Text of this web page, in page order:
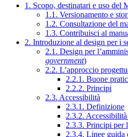
1. Scopo, destinatari e uso del
1.1. Versionamento e
1.2. Consultazione del
1.3. Contribuisci al
2. Introduzione al design per i
2.1. Design per
government)
2.2. L’approccio
2.2.1. Buone
2.2.2. Principi
2.3. Accessibilità
2.3.1. Definizione
2.3.2.
2.3.3. Principi per
2.3.4. Linee guida